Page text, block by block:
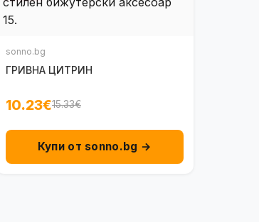
sonno.bg
ГРИВНА ЦИТРИН
10.23€15.33€
Купи от sonno.bg →